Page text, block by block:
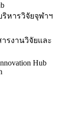
หารวิจัยจุฬาฯ
รงานวิจัยและ
Hub